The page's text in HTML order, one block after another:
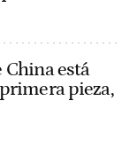
está
pieza,